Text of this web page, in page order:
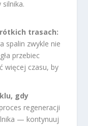
trasach:
spalin zwykle nie
przebiec
więcej czasu, by
gdy
regeneracji
— kontynuuj